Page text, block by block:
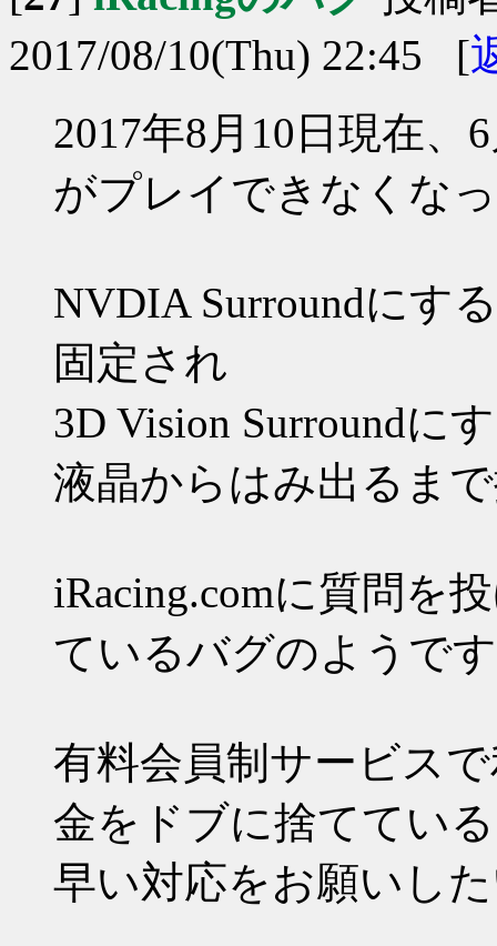
2017/08/10(Thu) 22:45 [
2017年8月10日現在、
がプレイできなくな
NVDIA Surroundにす
固定され
3D Vision Surroundに
液晶からはみ出るま
iRacing.comに質問を
ているバグのようで
有料会員制サービス
金をドブに捨ててい
早い対応をお願いし